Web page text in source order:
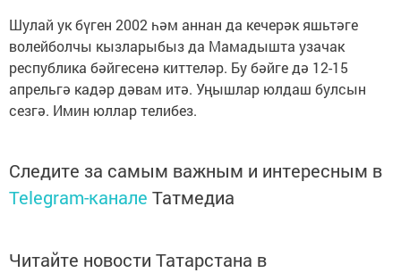
Шулай ук бүген 2002 һәм аннан да кечерәк яшьтәге
волейболчы кызларыбыз да Мамадышта узачак
республика бәйгесенә киттеләр. Бу бәйге дә 12-15
апрельгә кадәр дәвам итә. Уңышлар юлдаш булсын
сезгә. Имин юллар телибез.
Следите за самым важным и интересным в
Telegram-канале Татмедиа
Читайте новости Татарстана в